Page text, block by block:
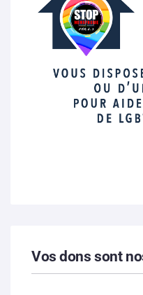
Vos dons sont